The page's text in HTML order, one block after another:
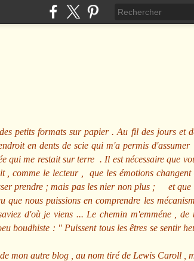
petits formats sur papier . Au fil des jours et
en dents de scie qui m'a permis d'assumer
qui me restait sur terre . Il est nécessaire que
le lecteur , que les émotions changent
prendre ; mais pas les nier non plus ; et que
nous puissions en comprendre les
d'où je viens ... Le chemin m'emméne , de
boudhiste : " Puissent tous les êtres se sentir
mon autre blog , au nom tiré de Lewis Caroll ,